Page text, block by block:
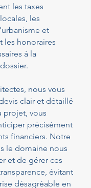
les taxes
les
et
les honoraires
à la
nous vous
clair et détaillé
projet, vous
précisément
financiers. Notre
le domaine nous
et de gérer ces
évitant
désagréable en